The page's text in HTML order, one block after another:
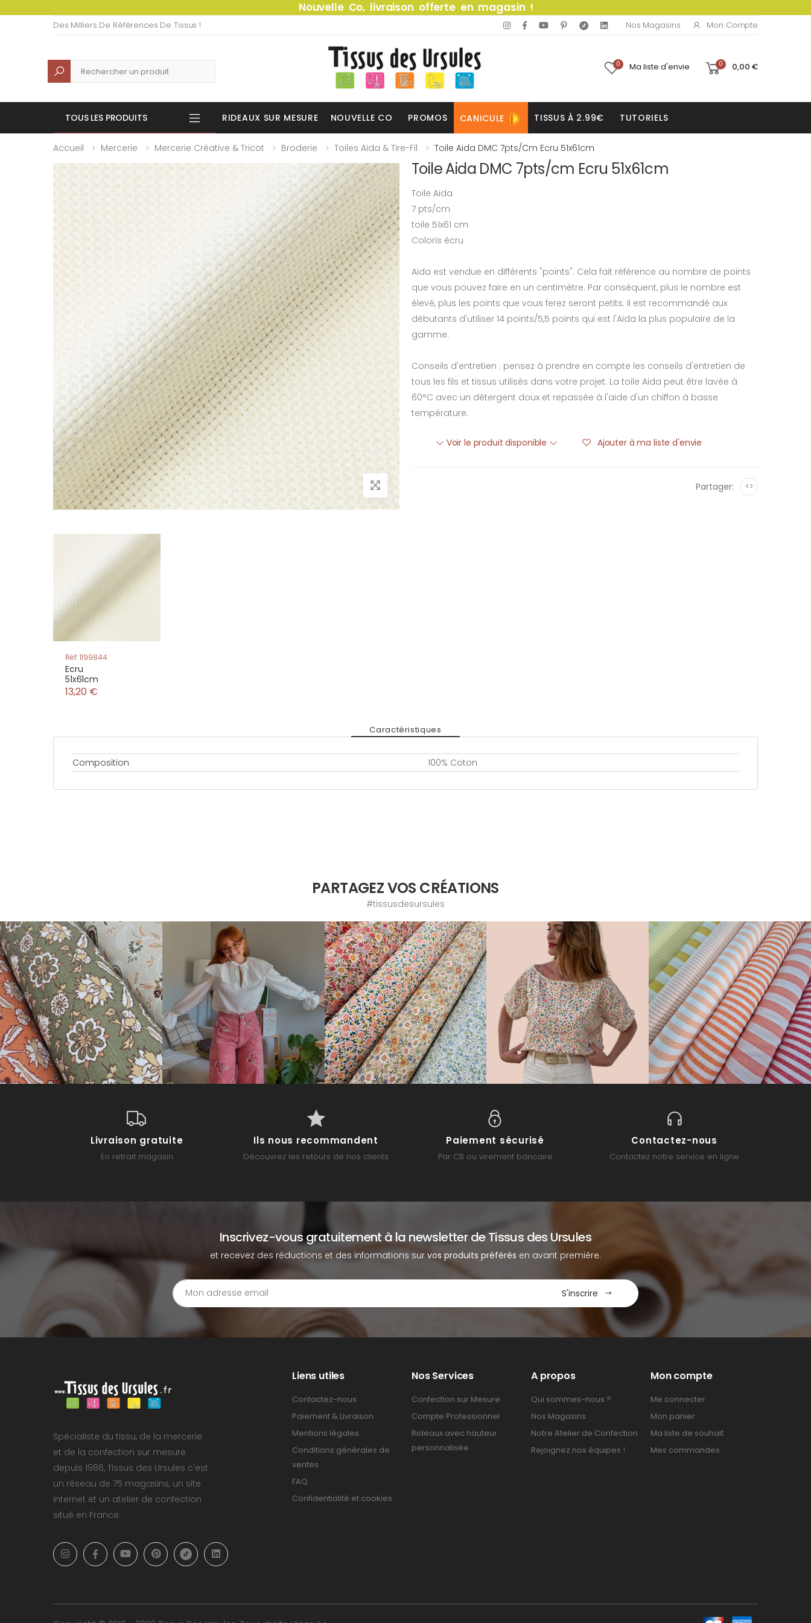
Nouvelle Co, livraison offerte en magasin !
Des Milliers De Références De Tissus ! Nos Magasins Mon Compte
Recherche 0 Ma liste d'envie 0 0,00 €
TOUS LES PRODUITS RIDEAUX SUR MESURE NOUVELLE CO PROMOS CANICULE TISSUS À 2.99€ TUTORIELS
Accueil Mercerie Mercerie Créative & Tricot Broderie Toiles Aïda & Tire-Fil Toile Aida DMC 7pts/cm Ecru 51x61cm
Toile Aida DMC 7pts/cm Ecru 51x61cm
Toile Aïda
7 pts/cm
toile 51x61 cm
Coloris écru
Aida est vendue en différents "points". Cela fait référence au nombre de points
que vous pouvez faire en un centimètre. Par conséquent, plus le nombre est
élevé, plus les points que vous ferez seront petits. Il est recommandé aux
débutants d'utiliser 14 points/5,5 points qui est l'Aïda la plus populaire de la
gamme.
Conseils d'entretien : pensez à prendre en compte les conseils d'entretien de
tous les fils et tissus utilisés dans votre projet. La toile Aida peut être lavée à
60°C avec un détergent doux et repassée à l'aide d'un chiffon à basse
température.
Voir le produit disponible Ajouter à ma liste d'envie
Partager: <>
Réf: 1199844
Ecru
51x61cm
13,20 €
Caractéristiques
Composition 100% Coton
PARTAGEZ VOS CRÉATIONS
#tissusdesursules
Livraison gratuite
En retrait magasin
Ils nous recommandent
Découvrez les retours de nos clients
Paiement sécurisé
Par CB ou virement bancaire
Contactez-nous
Contactez notre service en ligne
Inscrivez-vous gratuitement à la newsletter de Tissus des Ursules
et recevez des réductions et des informations survos produits préférés en avant première.
S'inscrire
Spécialiste du tissu, de la mercerie
et de la confection sur mesure
depuis 1986, Tissus des Ursules c'est
un réseau de 75 magasins, un site
Internet et un atelier de confection
situé en France.
Liens utiles
Contactez-nous
Paiement & Livraison
Mentions légales
Conditions générales de
ventes
FAQ
Confidentialité et cookies
Nos Services
Confection sur Mesure
Compte Professionnel
Rideaux avec hauteur
personnalisée
A propos
Qui sommes-nous ?
Nos Magasins
Notre Atelier de Confection
Rejoignez nos équipes !
Mon compte
Me connecter
Mon panier
Ma liste de souhait
Mes commandes